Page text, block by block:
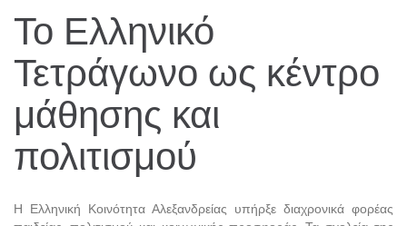
Το Ελληνικό
Τετράγωνο ως κέντρο
μάθησης και
πολιτισμού
Η Ελληνική Κοινότητα Αλεξανδρείας υπήρξε διαχρονικά φορέας